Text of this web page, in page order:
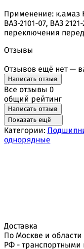
Применение: к.амаз
ВАЗ-2101-07, ВАЗ
переключения
Отзывы
Отзывов ещё нет —
Написать отзыв
Все отзывы 0
общий рейтинг
Написать отзыв
Показать ещё
Категории:
однорядные
Доставка
По Москве и
РФ - транспортными